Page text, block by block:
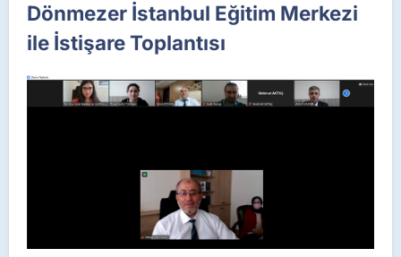
Dönmezer İstanbul Eğitim Merkezi
ile İstişare Toplantısı